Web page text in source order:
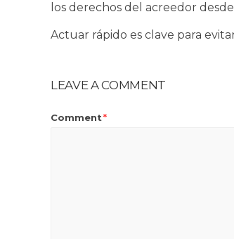
los derechos del acreedor
Actuar rápido es clave para
LEAVE A COMMENT
Comment*